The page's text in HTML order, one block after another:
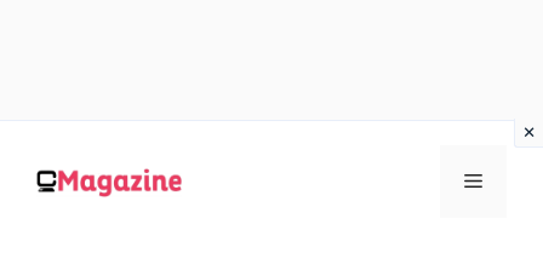
contenuto
MENU